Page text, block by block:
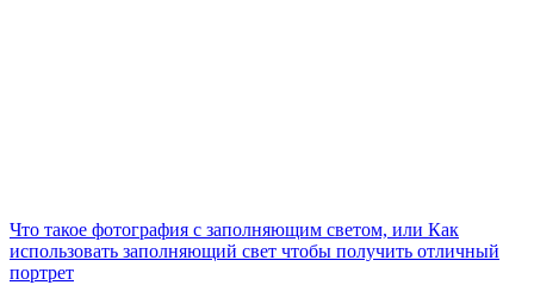
Что такое фотография с заполняющим светом, или Как
использовать заполняющий свет чтобы получить отличный
портрет